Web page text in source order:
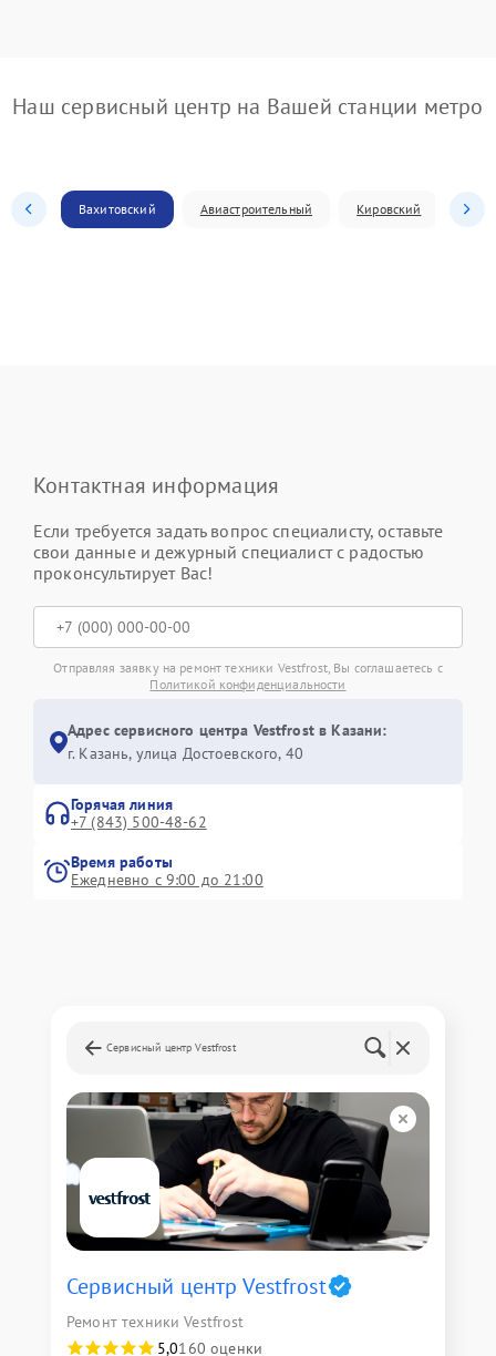
Наш сервисный центр на Вашей станции метро
Вахитовский Авиастроительный Кировский
Контактная информация
Если требуется задать вопрос специалисту, оставьте
свои данные и дежурный специалист с радостью
проконсультирует Вас!
Отправляя заявку на ремонт техники Vestfrost, Вы соглашаетесь с
Политикой конфиденциальности
Адрес сервисного центра Vestfrost в Казани:
г. Казань, улица Достоевского, 40
Горячая линия
+7 (843) 500-48-62
Время работы
Ежедневно с 9:00 до 21:00
Сервисный центр Vestfrost
Сервисный центр Vestfrost
Ремонт техники Vestfrost
5,0160 оценки